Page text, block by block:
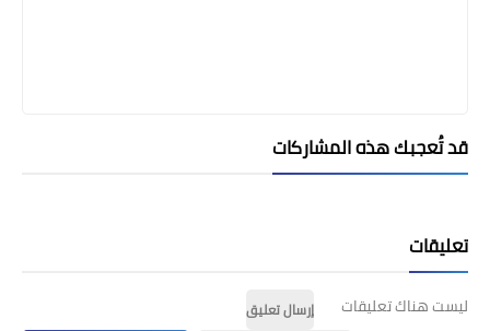
قد تُعجبك هذه المشاركات
تعليقات
ليست هناك تعليقات
إرسال تعليق